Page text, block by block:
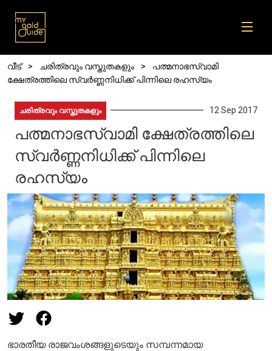
Breadcrumb
വീട് ചരിത്രവും വസ്തുതകളും
പത്മനാഭസ്വാമി
ക്ഷേത്രത്തിലെ സ്വർണ്ണനിധിക്ക് പിന്നിലെ രഹസ്യം
ചരിത്രവും വസ്തുതകളും 12 Sep 2017
പത്മനാഭസ്വാമി ക്ഷേത്രത്തിലെ
സ്വർണ്ണനിധിക്ക് പിന്നിലെ
രഹസ്യം
ഭാരതീയ രാജവംശങ്ങളുടെയും സമ്പന്നമായ